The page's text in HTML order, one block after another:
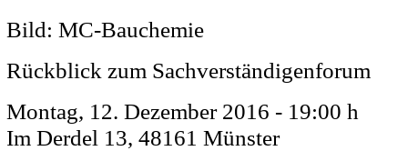
Bild: MC-Bauchemie
Rückblick zum Sachverständigenforum
Montag, 12. Dezember 2016 - 19:00 h
Im Derdel 13, 48161 Münster